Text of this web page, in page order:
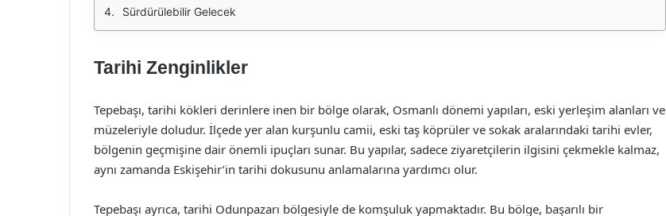
Sürdürülebilir Gelecek
Tarihi Zenginlikler
Tepebaşı, tarihi kökleri derinlere inen bir bölge olarak, Osmanlı dönemi yapıları, eski yerleşim alanları ve
müzeleriyle doludur. İlçede yer alan kurşunlu camii, eski taş köprüler ve sokak aralarındaki tarihi evler,
bölgenin geçmişine dair önemli ipuçları sunar. Bu yapılar, sadece ziyaretçilerin ilgisini çekmekle kalmaz,
aynı zamanda Eskişehir’in tarihi dokusunu anlamalarına yardımcı olur.
Tepebaşı ayrıca, tarihi Odunpazarı bölgesiyle de komşuluk yapmaktadır. Bu bölge, başarılı bir